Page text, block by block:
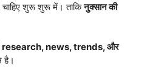
शुरू शुरू में। ताकिनुक्सान की
research, news, trends, और
है।